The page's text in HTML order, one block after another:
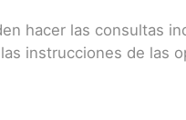
hacer las consultas
instrucciones de las